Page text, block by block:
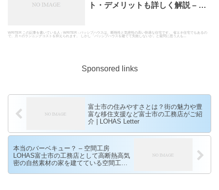
ト・デメリットも詳しく解説 – 空
WRITER この記事を書いている人 - WRITER - パッシブハウスは、断熱性と気密性の高い快適な住宅です。 省エネ住宅でもあるの
で、月々のランニングコストを抑えられます。 しかし「パッシブハウスを建てて失敗しないか」と疑問に思う人も...
Sponsored links
富士市の住みやすさとは？街の魅力や豊
富な移住支援など富士市の工務店がご紹
介 | LOHAS Letter
本当のバーベキュー？ – 空間工房
LOHAS富士市の工務店として高断熱高気
密の自然素材の家を建てている空間工房